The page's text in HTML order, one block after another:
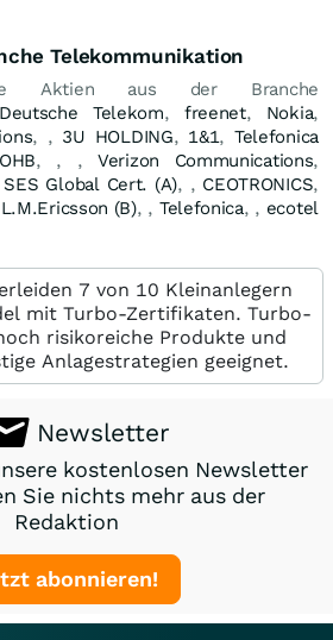
Telekommunikation
Aktien aus der Branche
Deutsche Telekom, freenet, Nokia,
, , 3U HOLDING, 1&1, Telefonica
OHB, , ,Verizon Communications,
SES Global Cert. (A), , CEOTRONICS,
(B), , Telefonica, , ecotel
7 von 10 Kleinanlegern
mit Turbo-Zertifikaten. Turbo-
risikoreiche Produkte und
Anlagestrategien geeignet.
Newsletter
kostenlosen Newsletter
Sie nichts mehr aus der
Redaktion
abonnieren!